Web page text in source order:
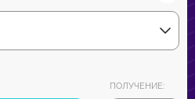
ПОЛУЧЕНИЕ: